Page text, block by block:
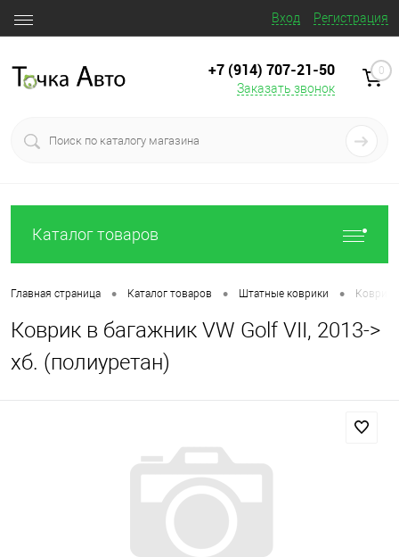
Вход Регистрация
+7 (914) 707‒21‒50
Заказать звонок
0
Каталог товаров
Главная страница • Каталог товаров • Штатные коврики • Коврик
Коврик в багажник VW Golf VII, 2013->
хб. (полиуретан)